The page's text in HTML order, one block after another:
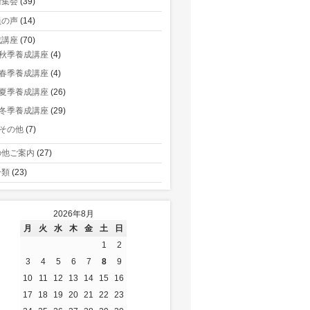
声 (14)
座 (70)
季養成講座 (4)
季養成講座 (4)
夏季養成講座 (26)
季養成講座 (29)
その他 (7)
ご案内 (27)
(23)
2026年8月
月
火 水 木 金 土
日
1
2
3
4 5 6 7 8
9
10
11 12 13 14 15
16
17
18 19 20 21 22
23